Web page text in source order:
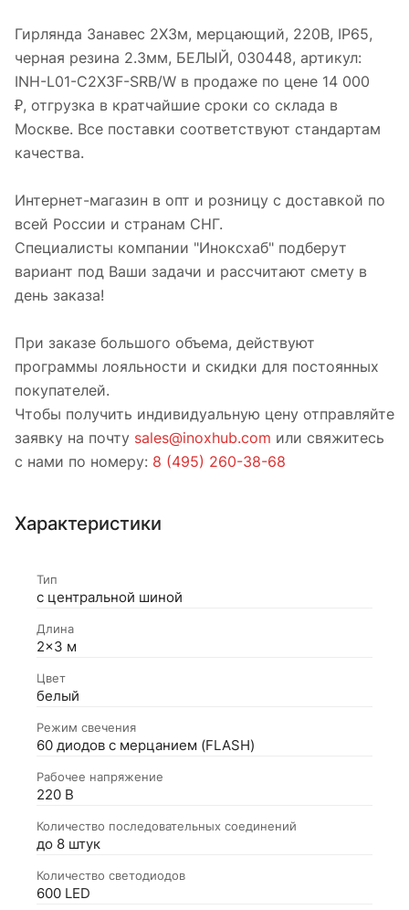
Гирлянда Занавес 2X3м, мерцающий, 220В, IP65,
черная резина 2.3мм, БЕЛЫЙ, 030448, артикул:
INH-L01-C2X3F-SRB/W в продаже по цене 14 000
₽, отгрузка в кратчайшие сроки со склада в
Москве. Все поставки соответствуют стандартам
качества.
Интернет-магазин в опт и розницу с доставкой по
всей России и странам СНГ.
Специалисты компании "Иноксхаб" подберут
вариант под Ваши задачи и рассчитают смету в
день заказа!
При заказе большого объема, действуют
программы лояльности и скидки для постоянных
покупателей.
Чтобы получить индивидуальную цену отправляйте
заявку на почту sales@inoxhub.com или свяжитесь
с нами по номеру: 8 (495) 260-38-68
Характеристики
Тип
с центральной шиной
Длина
2×3 м
Цвет
белый
Режим свечения
60 диодов с мерцанием (FLASH)
Рабочее напряжение
220 В
Количество последовательных соединений
до 8 штук
Количество светодиодов
600 LED